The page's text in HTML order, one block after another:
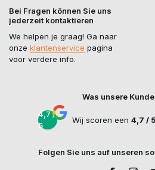
Bei Fragen können Sie uns
jederzeit kontaktieren
We helpen je graag! Ga naar
onze klantenservice pagina
voor verdere info.
Was unsere
4,7 /
5
Wij scoren een 4,7 / 5
Folgen Sie uns auf unseren